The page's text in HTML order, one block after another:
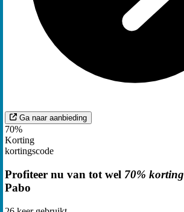
Ga naar aanbieding
70%
Korting
kortingscode
Profiteer nu van tot wel 70% korting
Pabo